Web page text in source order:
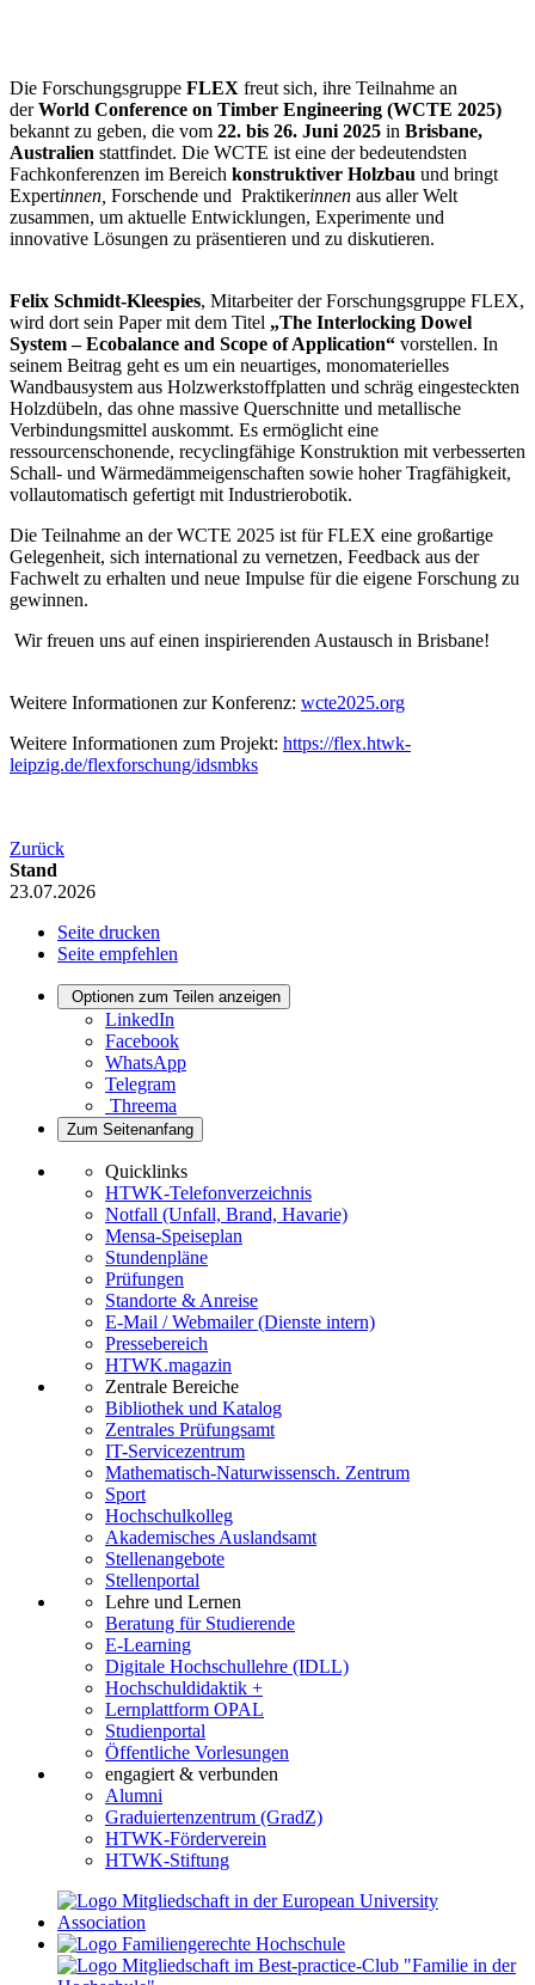
Die Forschungsgruppe FLEX freut sich, ihre Teilnahme an
derWorld Conference on Timber Engineering (WCTE 2025)
bekannt zu geben, die vom 22. bis 26. Juni 2025 in Brisbane,
Australien stattfindet. Die WCTE ist eine der bedeutendsten
Fachkonferenzen im Bereich konstruktiver Holzbau und bringt
Expertinnen, Forschende und Praktikerinnen aus aller Welt
zusammen, um aktuelle Entwicklungen, Experimente und
innovative Lösungen zu präsentieren und zu diskutieren.
Felix Schmidt-Kleespies, Mitarbeiter der Forschungsgruppe FLEX,
wird dort sein Paper mit dem Titel „The Interlocking Dowel
System – Ecobalance and Scope of Application“ vorstellen. In
seinem Beitrag geht es um ein neuartiges, monomaterielles
Wandbausystem aus Holzwerkstoffplatten und schräg eingesteckten
Holzdübeln, das ohne massive Querschnitte und metallische
Verbindungsmittel auskommt. Es ermöglicht eine
ressourcenschonende, recyclingfähige Konstruktion mit verbesserten
Schall- und Wärmedämmeigenschaften sowie hoher Tragfähigkeit,
vollautomatisch gefertigt mit Industrierobotik.
Die Teilnahme an der WCTE 2025 ist für FLEX eine großartige
Gelegenheit, sich international zu vernetzen, Feedback aus der
Fachwelt zu erhalten und neue Impulse für die eigene Forschung zu
gewinnen.
Wir freuen uns auf einen inspirierenden Austausch in Brisbane!
Weitere Informationen zur Konferenz: wcte2025.org
Weitere Informationen zum Projekt: https://flex.htwk-
leipzig.de/flexforschung/idsmbks
Zurück
Stand
23.07.2026
Seite drucken
Seite empfehlen
Optionen zum Teilen anzeigen
LinkedIn
Facebook
WhatsApp
Telegram
Threema
Zum Seitenanfang
Quicklinks
HTWK-Telefonverzeichnis
Notfall (Unfall, Brand, Havarie)
Mensa-Speiseplan
Stundenpläne
Prüfungen
Standorte & Anreise
E-Mail / Webmailer (Dienste intern)
Pressebereich
HTWK.magazin
Zentrale Bereiche
Bibliothek und Katalog
Zentrales Prüfungsamt
IT-Servicezentrum
Mathematisch-Naturwissensch. Zentrum
Sport
Hochschulkolleg
Akademisches Auslandsamt
Stellenangebote
Stellenportal
Lehre und Lernen
Beratung für Studierende
E-Learning
Digitale Hochschullehre (IDLL)
Hochschuldidaktik +
Lernplattform OPAL
Studienportal
Öffentliche Vorlesungen
engagiert & verbunden
Alumni
Graduiertenzentrum (GradZ)
HTWK-Förderverein
HTWK-Stiftung